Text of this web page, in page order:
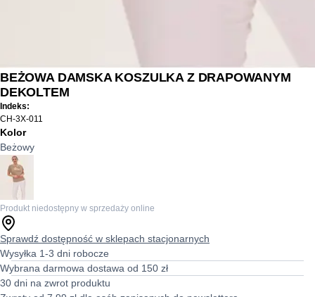
BEŻOWA DAMSKA KOSZULKA Z DRAPOWANYM
DEKOLTEM
Indeks:
CH-3X-011
Kolor
Beżowy
Produkt niedostępny w sprzedaży online
Sprawdź dostępność w sklepach stacjonarnych
Wysyłka 1-3 dni robocze
Wybrana darmowa dostawa od 150 zł
30 dni na zwrot produktu